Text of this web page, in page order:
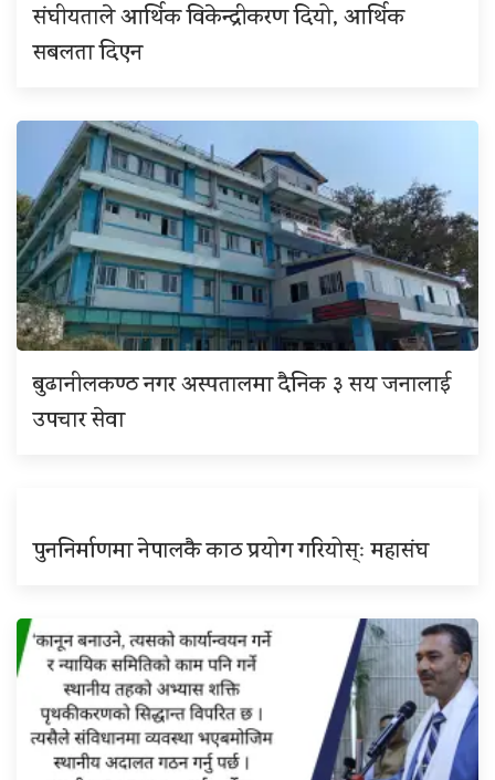
संघीयताले आर्थिक विकेन्द्रीकरण दियो, आर्थिक
सबलता दिएन
बुढानीलकण्ठ नगर अस्पतालमा दैनिक ३ सय जनालाई
उपचार सेवा
पुननिर्माणमा नेपालकै काठ प्रयोग गरियोस्ः महासंघ